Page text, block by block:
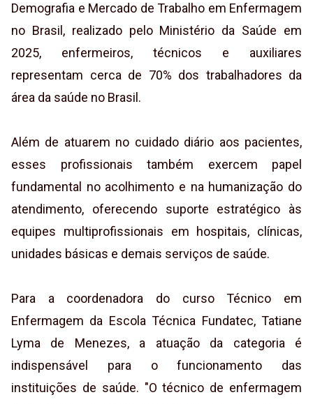
Demografia e Mercado de Trabalho em Enfermagem
no Brasil, realizado pelo Ministério da Saúde em
2025, enfermeiros, técnicos e auxiliares
representam cerca de 70% dos trabalhadores da
área da saúde no Brasil.
Além de atuarem no cuidado diário aos pacientes,
esses profissionais também exercem papel
fundamental no acolhimento e na humanização do
atendimento, oferecendo suporte estratégico às
equipes multiprofissionais em hospitais, clínicas,
unidades básicas e demais serviços de saúde.
Para a coordenadora do curso Técnico em
Enfermagem da Escola Técnica Fundatec, Tatiane
Lyma de Menezes, a atuação da categoria é
indispensável para o funcionamento das
instituições de saúde. "O técnico de enfermagem